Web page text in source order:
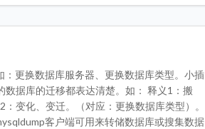
更换数据库服务器、更换数据库类型。小插
据库的迁移都表达清楚。如： 释义1：搬
变化、变迁。（对应：更换数据库类型）。
客户端可用来转储数据库或搜集数据